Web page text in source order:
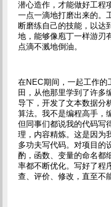
潜心造作，才能做好工程
一点一滴地打磨出来的。
断磨练自己的技能，以达
地，能够像庖丁一样游刃
点滴不溅地倒油。
在NEC期间，一起工作的
田，从他那里学到了许多
导下，开发了文本数据分
算法。我不是编程高手，
但同事们都说我的代码写
理，内容精炼。这是因为
多功夫写代码。对项目的
酌，函数、变量的命名都
率都不断优化。写好了程
查、评价、修改，直至不